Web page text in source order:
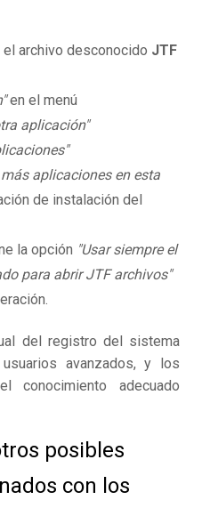
archivo desconocido JTF
en el menú
aplicación"
más aplicaciones en esta
de instalación del
la opción "Usar siempre el
para abrir JTF archivos"
del registro del sistema
avanzados, y los
conocimiento adecuado
posibles
con los